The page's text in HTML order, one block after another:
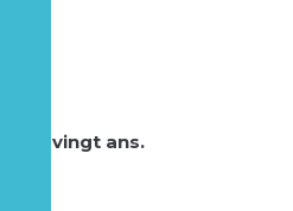
de vingt ans.